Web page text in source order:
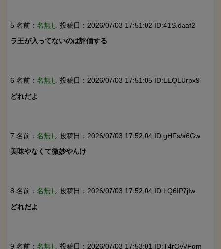
5 名前： 名無し 投稿日：2026/07/03 17:51:02 ID:41S.daaf2
ラ王が入ってないのは評価する
6 名前： 名無し 投稿日：2026/07/03 17:51:05 ID:LEQLUrpx9
どれだよ
7 名前： 名無し 投稿日：2026/07/03 17:52:04 ID:gHFs/a6Gw
美味やなくて微妙やんけ
8 名前： 名無し 投稿日：2026/07/03 17:52:04 ID:LQ6IP7jIw
どれだよ
9 名前： 名無し 投稿日：2026/07/03 17:53:01 ID:T4rQvVFqm